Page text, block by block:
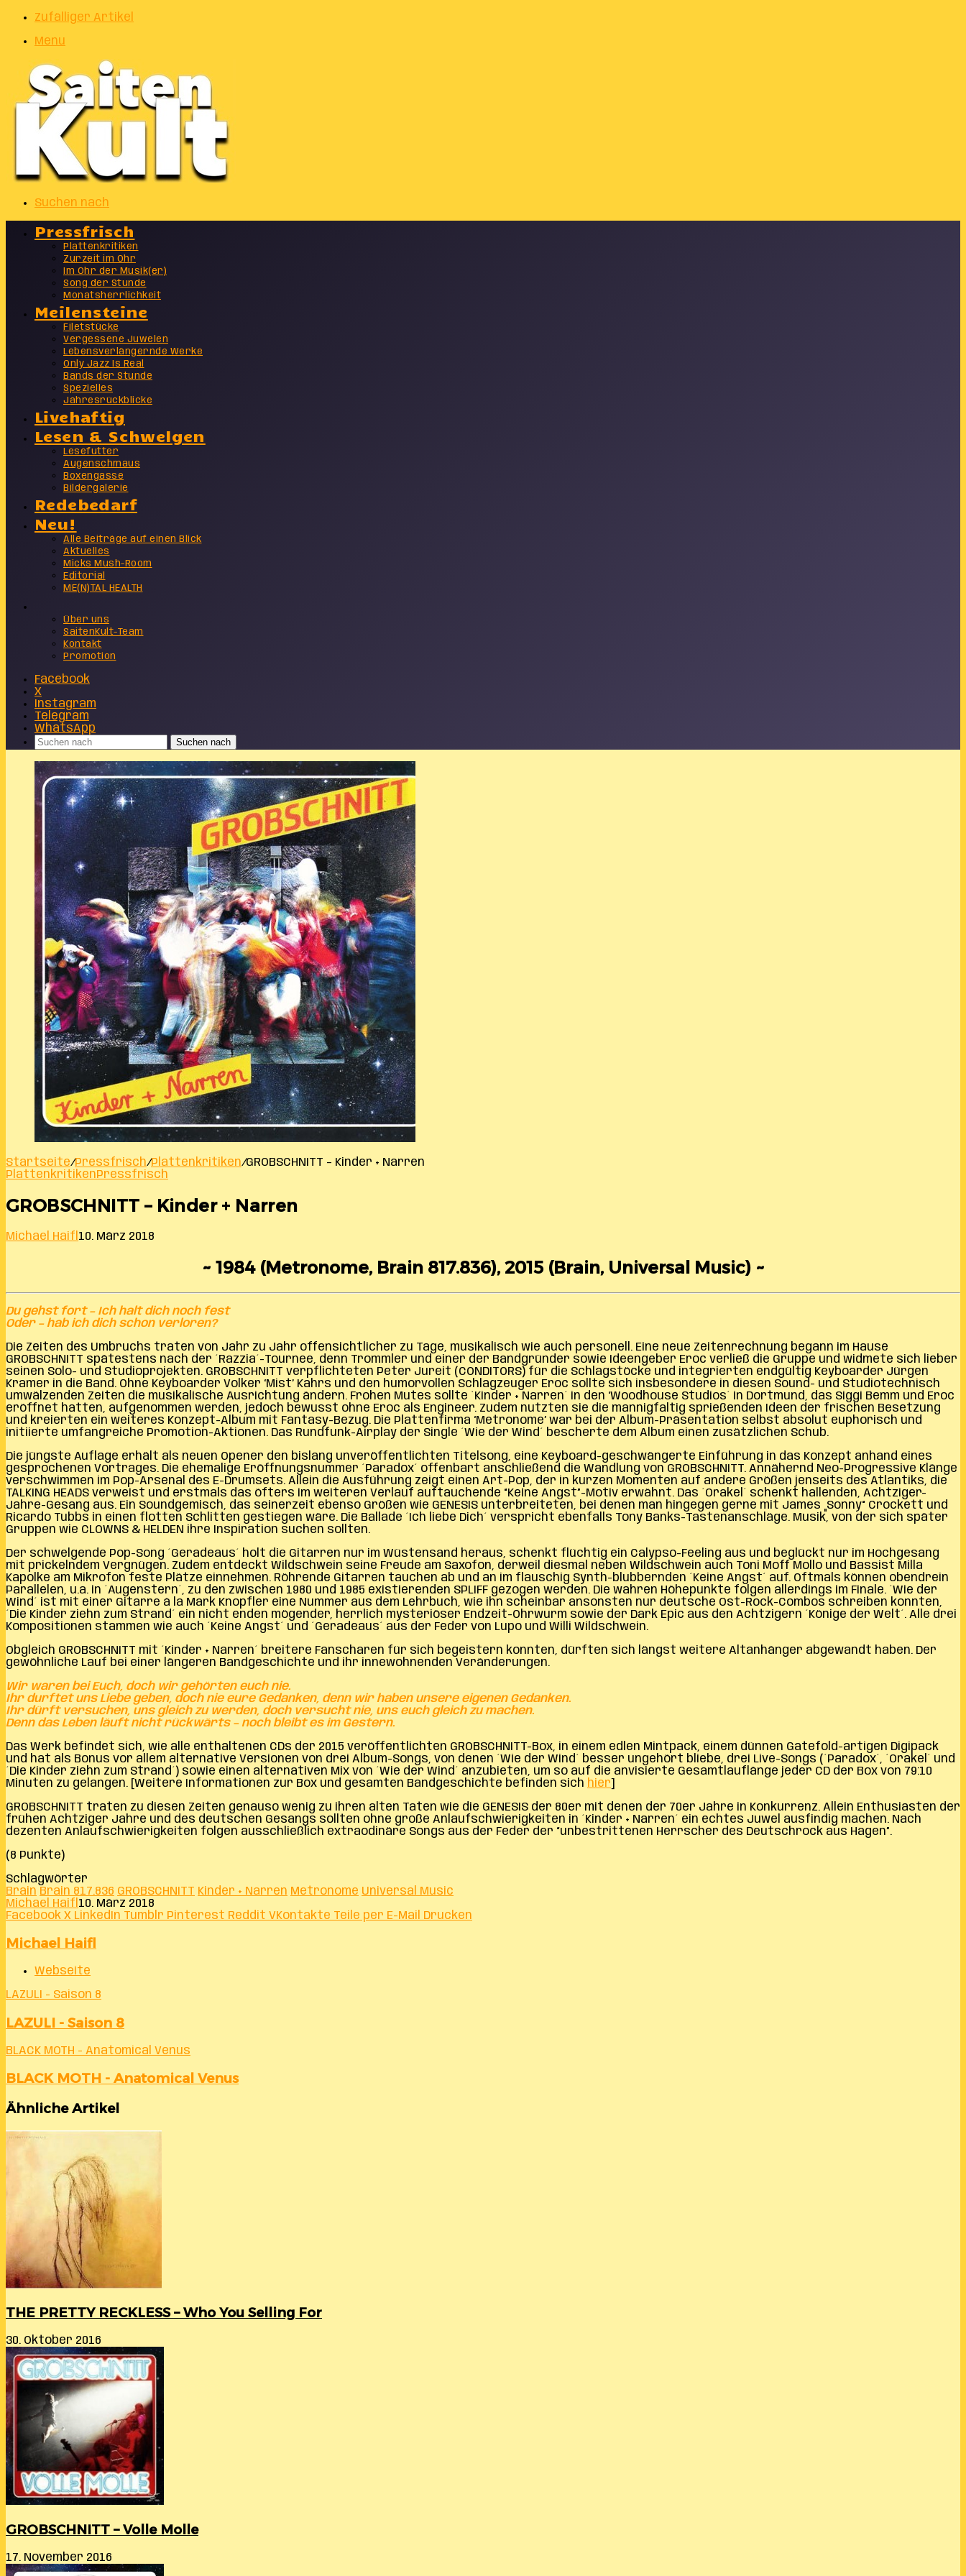
Zufälliger Artikel
Menu
Suchen nach
Pressfrisch
Plattenkritiken
Zurzeit im Ohr
Im Ohr der Musik(er)
Song der Stunde
Monatsherrlichkeit
Meilensteine
Filetstücke
Vergessene Juwelen
Lebensverlängernde Werke
Only Jazz Is Real
Bands der Stunde
Spezielles
Jahresrückblicke
Livehaftig
Lesen & Schwelgen
Lesefutter
Augenschmaus
Boxengasse
Bildergalerie
Redebedarf
Neu!
Alle Beiträge auf einen Blick
Aktuelles
Micks Mush-Room
Editorial
ME(N)TAL HEALTH
Über uns
SaitenKult-Team
Kontakt
Promotion
Facebook
X
Instagram
Telegram
WhatsApp
Suchen nach
Startseite/Pressfrisch/Plattenkritiken/GROBSCHNITT – Kinder + Narren
PlattenkritikenPressfrisch
GROBSCHNITT – Kinder + Narren
Michael Haifl 10. März 2018
~ 1984 (Metronome, Brain 817.836), 2015 (Brain, Universal Music) ~
Du gehst fort – Ich halt dich noch fest
Oder – hab ich dich schon verloren?
Die Zeiten des Umbruchs traten von Jahr zu Jahr offensichtlicher zu Tage, musikalisch wie auch personell. Eine neue Zeitenrechnung begann im Hause
GROBSCHNITT spätestens nach der ´Razzia´-Tournee, denn Trommler und einer der Bandgründer sowie Ideengeber Eroc verließ die Gruppe und widmete sich lieber
seinen Solo- und Studioprojekten. GROBSCHNITT verpflichteten Peter Jureit (CONDITORS) für die Schlagstöcke und integrierten endgültig Keyboarder Jürgen
Kramer in die Band. Ohne Keyboarder Volker ‘Mist’ Kahrs und den humorvollen Schlagzeuger Eroc sollte sich insbesondere in diesen Sound- und Studiotechnisch
umwälzenden Zeiten die musikalische Ausrichtung ändern. Frohen Mutes sollte `Kinder + Narren´ in den ‘Woodhouse Studios´ in Dortmund, das Siggi Bemm und Eroc
eröffnet hatten, aufgenommen werden, jedoch bewusst ohne Eroc als Engineer. Zudem nutzten sie die mannigfaltig sprießenden Ideen der frischen Besetzung
und kreierten ein weiteres Konzept-Album mit Fantasy-Bezug. Die Plattenfirma ‘Metronome’ war bei der Album-Präsentation selbst absolut euphorisch und
initiierte umfangreiche Promotion-Aktionen. Das Rundfunk-Airplay der Single ´Wie der Wind´ bescherte dem Album einen zusätzlichen Schub.
Die jüngste Auflage erhält als neuen Opener den bislang unveröffentlichten Titelsong, eine Keyboard-geschwängerte Einführung in das Konzept anhand eines
gesprochenen Vortrages. Die ehemalige Eröffnungsnummer ´Paradox´ offenbart anschließend die Wandlung von GROBSCHNITT. Annähernd Neo-Progressive Klänge
verschwimmen im Pop-Arsenal des E-Drumsets. Allein die Ausführung zeigt einen Art-Pop, der in kurzen Momenten auf andere Größen jenseits des Atlantiks, die
TALKING HEADS verweist und erstmals das öfters im weiteren Verlauf auftauchende “Keine Angst”-Motiv erwähnt. Das ´Orakel´ schenkt hallenden, Achtziger-
Jahre-Gesang aus. Ein Soundgemisch, das seinerzeit ebenso Größen wie GENESIS unterbreiteten, bei denen man hingegen gerne mit James „Sonny“ Crockett und
Ricardo Tubbs in einen flotten Schlitten gestiegen wäre. Die Ballade ´Ich liebe Dich´ verspricht ebenfalls Tony Banks-Tastenanschläge. Musik, von der sich später
Gruppen wie CLOWNS & HELDEN ihre Inspiration suchen sollten.
Der schwelgende Pop-Song ´Geradeaus´ holt die Gitarren nur im Wüstensand heraus, schenkt flüchtig ein Calypso-Feeling aus und beglückt nur im Hochgesang
mit prickelndem Vergnügen. Zudem entdeckt Wildschwein seine Freude am Saxofon, derweil diesmal neben Wildschwein auch Toni Moff Mollo und Bassist Milla
Kapolke am Mikrofon feste Plätze einnehmen. Röhrende Gitarren tauchen ab und an im flauschig Synth-blubbernden ´Keine Angst´ auf. Oftmals können obendrein
Parallelen, u.a. in ´Augenstern´, zu den zwischen 1980 und 1985 existierenden SPLIFF gezogen werden. Die wahren Höhepunkte folgen allerdings im Finale. ´Wie der
Wind´ ist mit einer Gitarre á la Mark Knopfler eine Nummer aus dem Lehrbuch, wie ihn scheinbar ansonsten nur deutsche Ost-Rock-Combos schreiben konnten,
´Die Kinder ziehn zum Strand´ ein nicht enden mögender, herrlich mysteriöser Endzeit-Ohrwurm sowie der Dark Epic aus den Achtzigern ´Könige der Welt´. Alle drei
Kompositionen stammen wie auch ´Keine Angst´ und ´Geradeaus´ aus der Feder von Lupo und Willi Wildschwein.
Obgleich GROBSCHNITT mit ´Kinder + Narren´ breitere Fanscharen für sich begeistern konnten, dürften sich längst weitere Altanhänger abgewandt haben. Der
gewöhnliche Lauf bei einer längeren Bandgeschichte und ihr innewohnenden Veränderungen.
Wir waren bei Euch, doch wir gehörten euch nie.
Ihr durftet uns Liebe geben, doch nie eure Gedanken, denn wir haben unsere eigenen Gedanken.
Ihr dürft versuchen, uns gleich zu werden, doch versucht nie, uns euch gleich zu machen.
Denn das Leben läuft nicht rückwärts – noch bleibt es im Gestern.
Das Werk befindet sich, wie alle enthaltenen CDs der 2015 veröffentlichten GROBSCHNITT-Box, in einem edlen Mintpack, einem dünnen Gatefold-artigen Digipack
und hat als Bonus vor allem alternative Versionen von drei Album-Songs, von denen ´Wie der Wind´ besser ungehört bliebe, drei Live-Songs (´Paradox´, ´Orakel´ und
´Die Kinder ziehn zum Strand´) sowie einen alternativen Mix von ´Wie der Wind´ anzubieten, um so auf die anvisierte Gesamtlauflänge jeder CD der Box von 79:10
Minuten zu gelangen. [Weitere Informationen zur Box und gesamten Bandgeschichte befinden sich hier]
GROBSCHNITT traten zu diesen Zeiten genauso wenig zu ihren alten Taten wie die GENESIS der 80er mit denen der 70er Jahre in Konkurrenz. Allein Enthusiasten der
frühen Achtziger Jahre und des deutschen Gesangs sollten ohne große Anlaufschwierigkeiten in ´Kinder + Narren´ ein echtes Juwel ausfindig machen. Nach
dezenten Anlaufschwierigkeiten folgen ausschließlich extraodinäre Songs aus der Feder der “unbestrittenen Herrscher des Deutschrock aus Hagen”.
(8 Punkte)
Schlagwörter
Brain Brain 817.836 GROBSCHNITT Kinder + Narren Metronome Universal Music
Michael Haifl 10. März 2018
Facebook X LinkedIn Tumblr Pinterest Reddit VKontakte Teile per E-Mail Drucken
Michael Haifl
Webseite
LAZULI - Saison 8
LAZULI - Saison 8
BLACK MOTH - Anatomical Venus
BLACK MOTH - Anatomical Venus
Ähnliche Artikel
THE PRETTY RECKLESS – Who You Selling For
30. Oktober 2016
GROBSCHNITT – Volle Molle
17. November 2016